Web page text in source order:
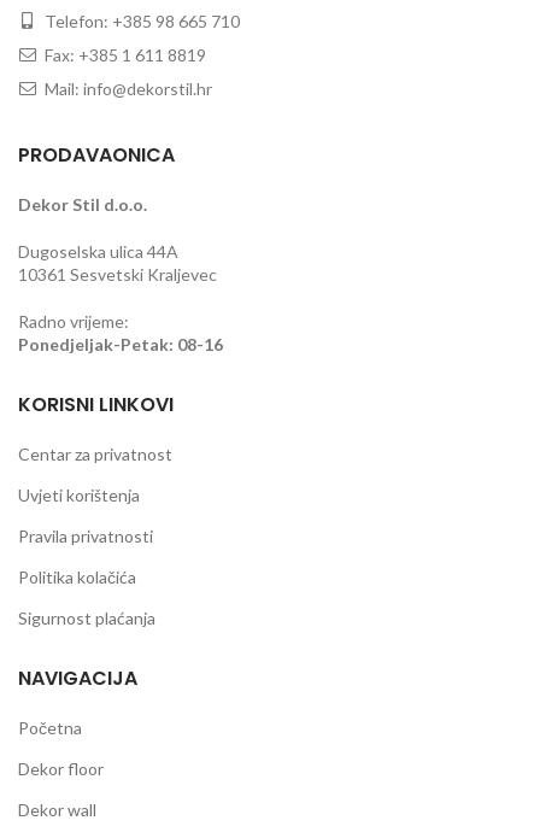
Telefon: +385 98 665 710
Fax: +385 1 611 8819
Mail: info@dekorstil.hr
PRODAVAONICA
Dekor Stil d.o.o.
Dugoselska ulica 44A
10361 Sesvetski Kraljevec
Radno vrijeme:
Ponedjeljak-Petak: 08-16
KORISNI LINKOVI
Centar za privatnost
Uvjeti korištenja
Pravila privatnosti
Politika kolačića
Sigurnost plaćanja
NAVIGACIJA
Početna
Dekor floor
Dekor wall